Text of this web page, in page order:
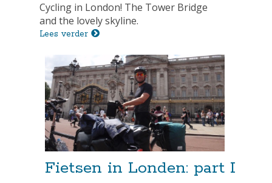
Cycling in London! The Tower Bridge
and the lovely skyline.
Lees verder
Fietsen in Londen: part I